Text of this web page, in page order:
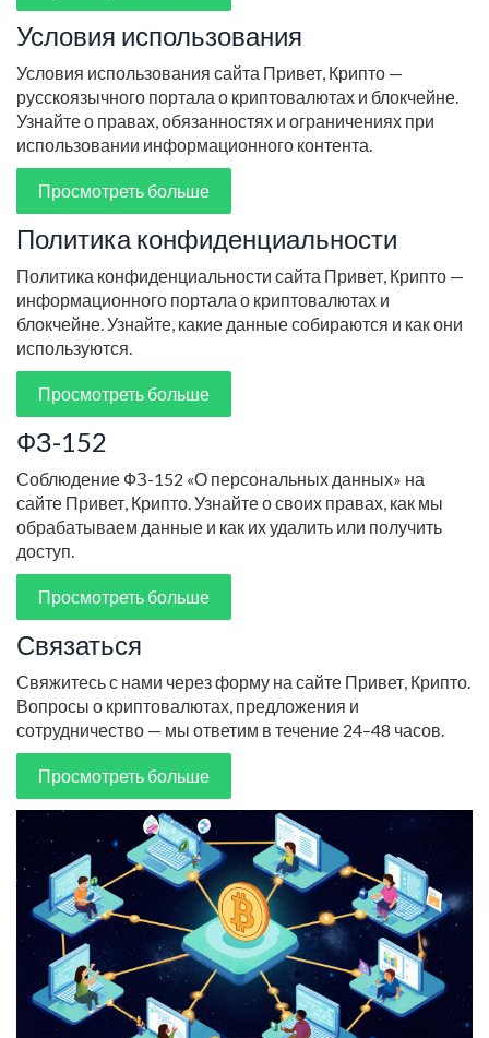
Условия использования
Условия использования сайта Привет, Крипто —
русскоязычного портала о криптовалютах и блокчейне.
Узнайте о правах, обязанностях и ограничениях при
использовании информационного контента.
Просмотреть больше
Политика конфиденциальности
Политика конфиденциальности сайта Привет, Крипто —
информационного портала о криптовалютах и
блокчейне. Узнайте, какие данные собираются и как они
используются.
Просмотреть больше
ФЗ-152
Соблюдение ФЗ-152 «О персональных данных» на
сайте Привет, Крипто. Узнайте о своих правах, как мы
обрабатываем данные и как их удалить или получить
доступ.
Просмотреть больше
Связаться
Свяжитесь с нами через форму на сайте Привет, Крипто.
Вопросы о криптовалютах, предложения и
сотрудничество — мы ответим в течение 24–48 часов.
Просмотреть больше